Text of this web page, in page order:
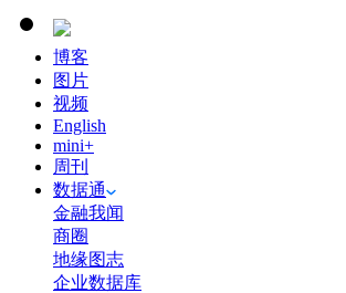
博客
图片
视频
English
mini+
周刊
数据通
金融我闻
商圈
地缘图志
企业数据库